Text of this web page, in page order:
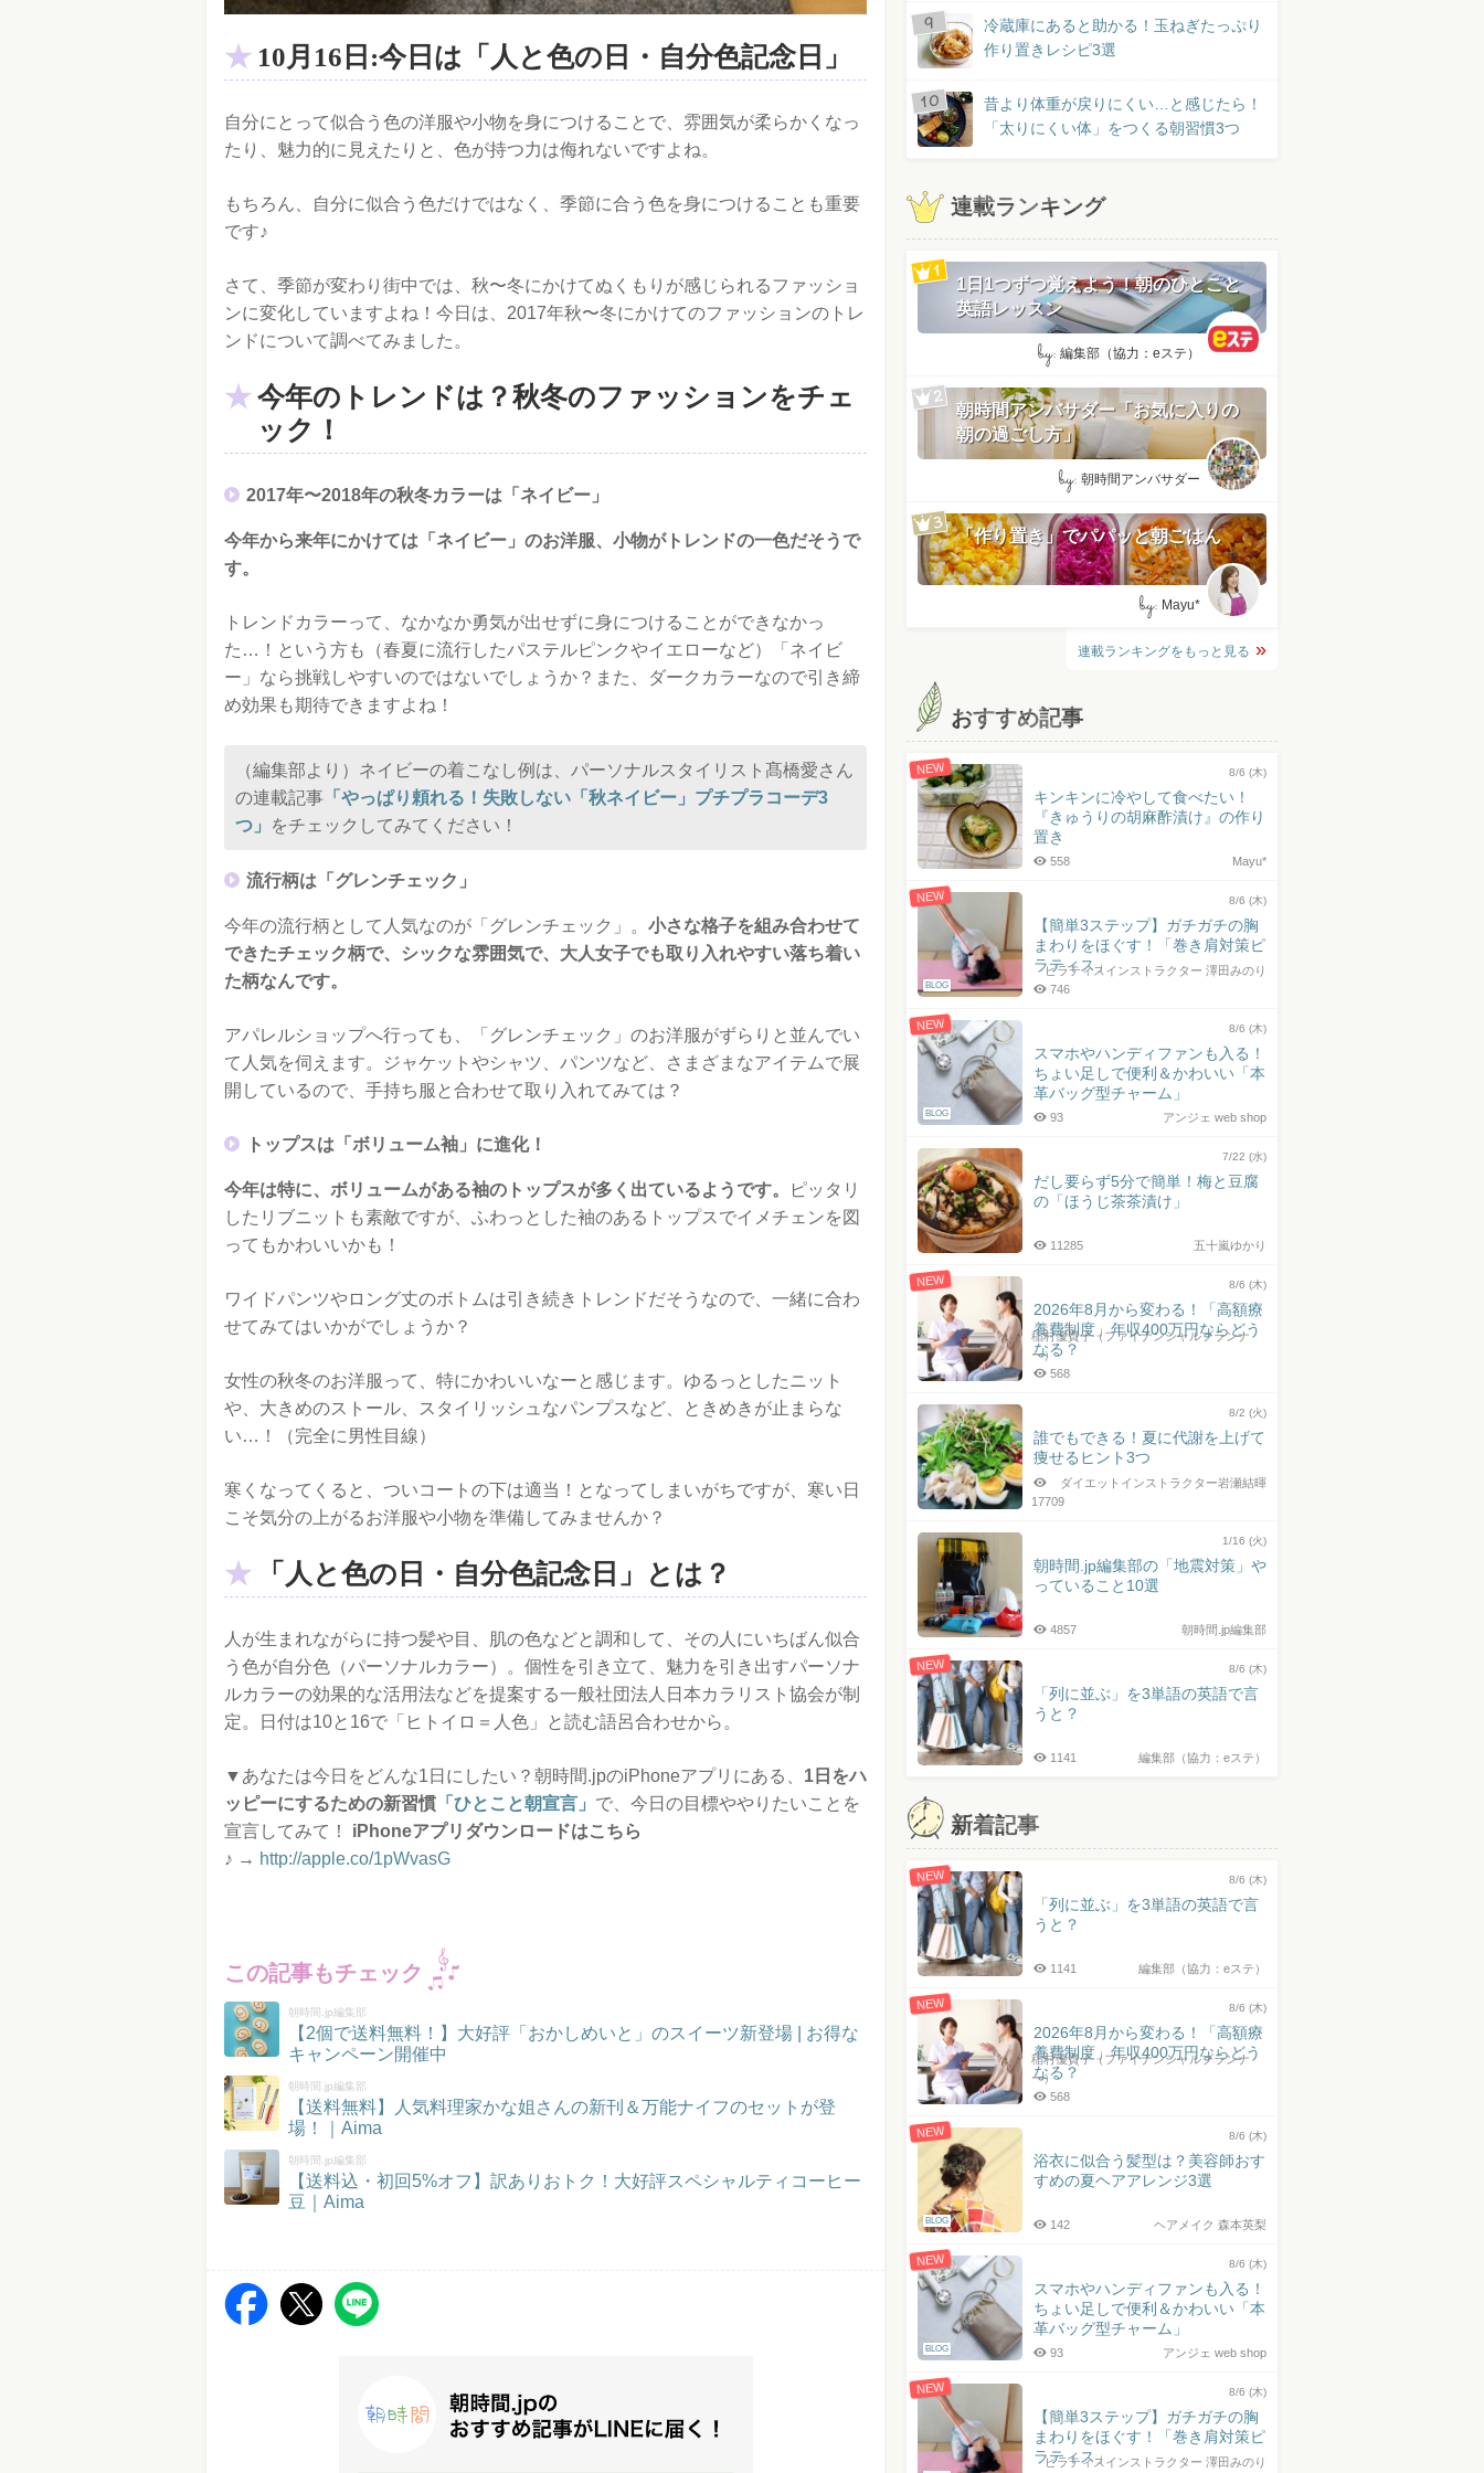
10月16日:今日は「人と色の日・自分色記念日」
自分にとって似合う色の洋服や小物を身につけることで、雰囲気が柔らかくなっ
たり、魅力的に見えたりと、色が持つ力は侮れないですよね。
もちろん、自分に似合う色だけではなく、季節に合う色を身につけることも重要
です♪
さて、季節が変わり街中では、秋〜冬にかけてぬくもりが感じられるファッショ
ンに変化していますよね！今日は、2017年秋〜冬にかけてのファッションのトレ
ンドについて調べてみました。
今年のトレンドは？秋冬のファッションをチェ
ック！
2017年〜2018年の秋冬カラーは「ネイビー」
今年から来年にかけては「ネイビー」のお洋服、小物がトレンドの一色だそうで
す。
トレンドカラーって、なかなか勇気が出せずに身につけることができなかっ
た…！という方も（春夏に流行したパステルピンクやイエローなど）「ネイビ
ー」なら挑戦しやすいのではないでしょうか？また、ダークカラーなので引き締
め効果も期待できますよね！
（編集部より）ネイビーの着こなし例は、パーソナルスタイリスト髙橋愛さん
の連載記事 「やっぱり頼れる！失敗しない「秋ネイビー」プチプラコーデ3
つ」
をチェックしてみてください！
流行柄は「グレンチェック」
今年の流行柄として人気なのが「グレンチェック」。 小さな格子を組み合わせて
できたチェック柄で、シックな雰囲気で、大人女子でも取り入れやすい落ち着い
た柄なんです。
アパレルショップへ行っても、「グレンチェック」のお洋服がずらりと並んでい
て人気を伺えます。ジャケットやシャツ、パンツなど、さまざまなアイテムで展
開しているので、手持ち服と合わせて取り入れてみては？
トップスは「ボリューム袖」に進化！
今年は特に、ボリュームがある袖のトップスが多く出ているようです。
ピッタリ
したリブニットも素敵ですが、ふわっとした袖のあるトップスでイメチェンを図
ってもかわいいかも！
ワイドパンツやロング丈のボトムは引き続きトレンドだそうなので、一緒に合わ
せてみてはいかがでしょうか？
女性の秋冬のお洋服って、特にかわいいなーと感じます。ゆるっとしたニット
や、大きめのストール、スタイリッシュなパンプスなど、ときめきが止まらな
い…！（完全に男性目線）
寒くなってくると、ついコートの下は適当！となってしまいがちですが、寒い日
こそ気分の上がるお洋服や小物を準備してみませんか？
「人と色の日・自分色記念日」とは？
人が生まれながらに持つ髪や目、肌の色などと調和して、その人にいちばん似合
う色が自分色（パーソナルカラー）。個性を引き立て、魅力を引き出すパーソナ
ルカラーの効果的な活用法などを提案する一般社団法人日本カラリスト協会が制
定。日付は10と16で「ヒトイロ＝人色」と読む語呂合わせから。
▼あなたは今日をどんな1日にしたい？朝時間.jpのiPhoneアプリにある、 1日をハ
ッピーにするための新習慣 「ひとこと朝宣言」 で、今日の目標ややりたいことを
宣言してみて！
iPhoneアプリダウンロードはこちら
♪ → http://apple.co/1pWvasG
この記事もチェック
朝時間.jp編集部
【2個で送料無料！】大好評「おかしめいと」のスイーツ新登場 | お得な
キャンペーン開催中
朝時間.jp編集部
【送料無料】人気料理家かな姐さんの新刊＆万能ナイフのセットが登
場！｜Aima
朝時間.jp編集部
【送料込・初回5%オフ】訳ありおトク！大好評スペシャルティコーヒー
豆｜Aima
冷蔵庫にあると助かる！玉ねぎたっぷり
作り置きレシピ3選
昔より体重が戻りにくい…と感じたら！
「太りにくい体」をつくる朝習慣3つ
連載ランキング
1日1つずつ覚えよう！朝のひとこと
英語レッスン
by: 編集部（協力：eステ）
朝時間アンバサダー「お気に入りの
朝の過ごし方」
by: 朝時間アンバサダー
「作り置き」でパパッと朝ごはん
by: Mayu*
連載ランキングをもっと見る
おすすめ記事
NEW 8/6 (木)
キンキンに冷やして食べたい！
『きゅうりの胡麻酢漬け』の作り
置き
Mayu*
558
NEW
BLOG
8/6 (木)
【簡単3ステップ】ガチガチの胸
まわりをほぐす！「巻き肩対策ピ
ラティス」
ピラティスインストラクター 澤田みのり
746
NEW
BLOG
8/6 (木)
スマホやハンディファンも入る！
ちょい足しで便利＆かわいい「本
革バッグ型チャーム」
アンジェ web shop
93
7/22 (水)
だし要らず5分で簡単！梅と豆腐
の「ほうじ茶茶漬け」
五十嵐ゆかり
11285
NEW 8/6 (木)
2026年8月から変わる！「高額療
養費制度」年収400万円ならどう
なる？
稲村優貴子（ファイナンシャルプランナ
ー）
568
8/2 (火)
誰でもできる！夏に代謝を上げて
痩せるヒント3つ
ダイエットインストラクター岩瀬結暉
17709
1/16 (火)
朝時間.jp編集部の「地震対策」や
っていること10選
朝時間.jp編集部
4857
NEW 8/6 (木)
「列に並ぶ」を3単語の英語で言
うと？
編集部（協力：eステ）
1141
新着記事
NEW 8/6 (木)
「列に並ぶ」を3単語の英語で言
うと？
編集部（協力：eステ）
1141
NEW 8/6 (木)
2026年8月から変わる！「高額療
養費制度」年収400万円ならどう
なる？
稲村優貴子（ファイナンシャルプランナ
ー）
568
NEW
BLOG
8/6 (木)
浴衣に似合う髪型は？美容師おす
すめの夏ヘアアレンジ3選
ヘアメイク 森本英梨
142
NEW
BLOG
8/6 (木)
スマホやハンディファンも入る！
ちょい足しで便利＆かわいい「本
革バッグ型チャーム」
アンジェ web shop
93
NEW 8/6 (木)
【簡単3ステップ】ガチガチの胸
まわりをほぐす！「巻き肩対策ピ
ラティス」
ピラティスインストラクター 澤田みのり